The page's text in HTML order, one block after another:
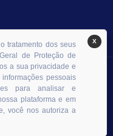
reservados.
X
tratamento dos seus
de Proteção de
a sua privacidade e
pessoais
para analisar e
plataforma e em
você nos autoriza a